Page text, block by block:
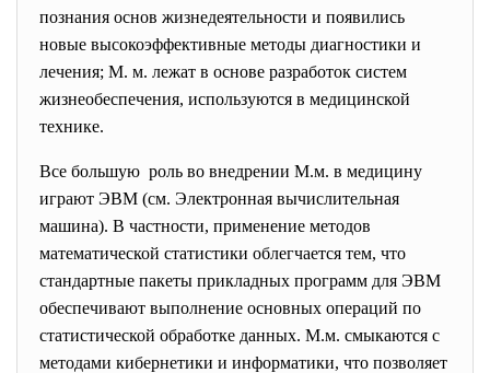
познания основ жизнедеятельности и появились
новые высокоэффективные методы диагностики и
лечения; М. м. лежат в основе разработок систем
жизнеобеспечения, используются в медицинской
технике.
Все большую роль во внедрении М.м. в медицину
играют ЭВМ (см. Электронная вычислительная
машина). В частности, применение методов
математической статистики облегчается тем, что
стандартные пакеты прикладных программ для ЭВМ
обеспечивают выполнение основных операций по
статистической обработке данных. М.м. смыкаются с
методами кибернетики и информатики, что позволяет